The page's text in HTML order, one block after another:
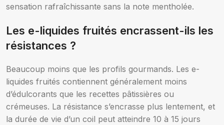
sensation rafraîchissante sans la note mentholée.
Les e-liquides fruités encrassent-ils les
résistances ?
Beaucoup moins que les profils gourmands. Les e-
liquides fruités contiennent généralement moins
d’édulcorants que les recettes pâtissières ou
crémeuses. La résistance s’encrasse plus lentement, et
la durée de vie d’un coil peut atteindre 10 à 15 jours